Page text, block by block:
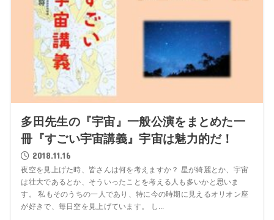
多田先生の『宇宙』一般公演をまとめた一
冊『すごい宇宙講義』宇宙は魅力的だ！
2018.11.16
夜空を見上げた時、皆さんは何を考えますか？ 星が綺麗とか、宇宙
は壮大であるとか、そういったことを考える人も多いかと思いま
す。 私もそのうちの一人であり、特に今の時期に見えるオリオン座
が好きで、毎日空を見上げています。 し...